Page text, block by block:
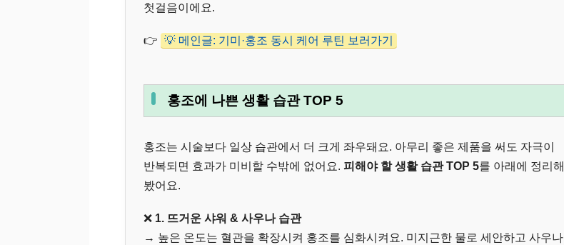
첫걸음이에요.
👉 💡 메인글: 기미·홍조 동시 케어 루틴 보러가기
홍조에 나쁜 생활 습관 TOP 5
홍조는 시술보다 일상 습관에서 더 크게 좌우돼요. 아무리 좋은 제품을 써도 자극이
반복되면 효과가 미비할 수밖에 없어요. 피해야 할 생활 습관 TOP 5를 아래에 정리해
봤어요.
❌ 1. 뜨거운 샤워 & 사우나 습관
→ 높은 온도는 혈관을 확장시켜 홍조를 심화시켜요. 미지근한 물로 세안하고 사우나